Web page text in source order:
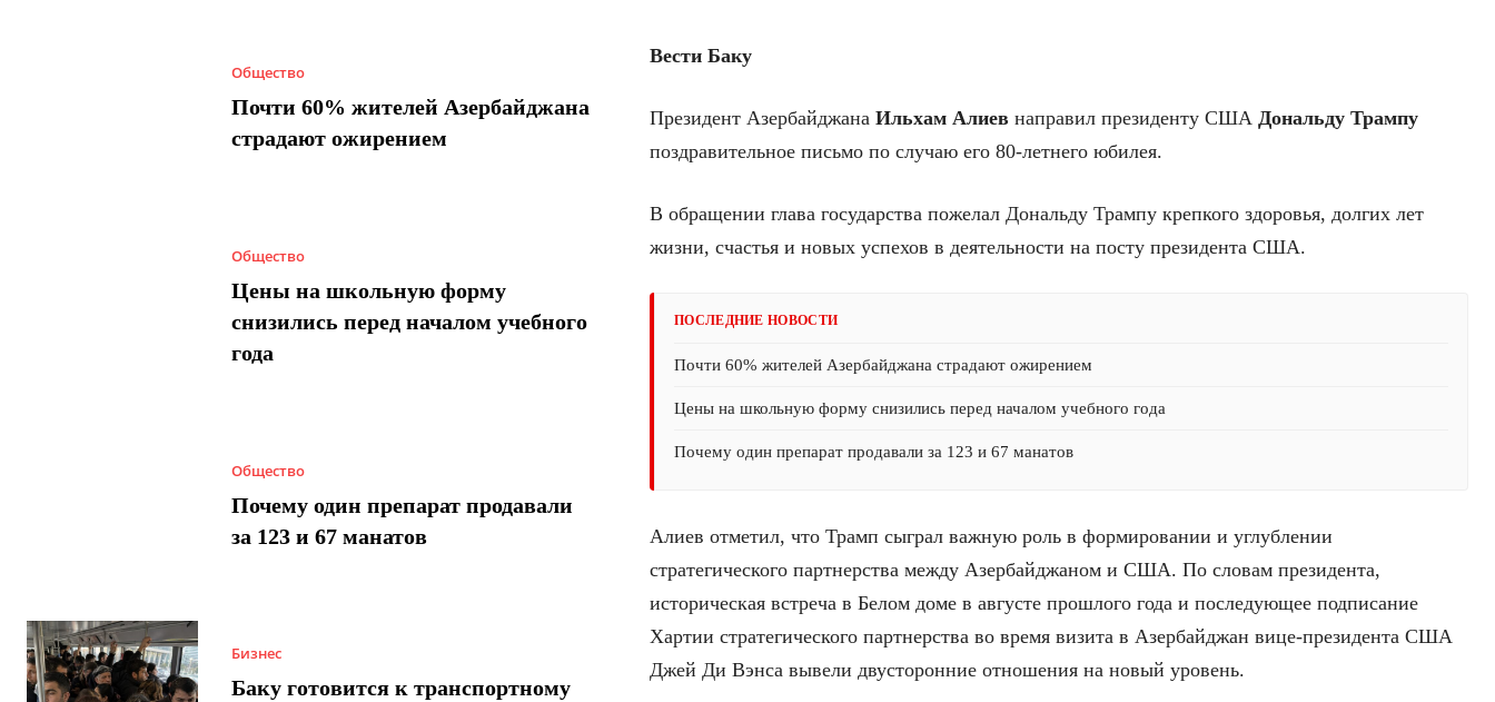
Общество
Почти 60% жителей Азербайджана
страдают ожирением
Общество
Цены на школьную форму
снизились перед началом учебного
года
Общество
Почему один препарат продавали
за 123 и 67 манатов
Бизнес
Баку готовится к транспортному
Вести Баку
Президент Азербайджана Ильхам Алиев направил президенту США Дональду Трампу
поздравительное письмо по случаю его 80-летнего юбилея.
В обращении глава государства пожелал Дональду Трампу крепкого здоровья, долгих лет
жизни, счастья и новых успехов в деятельности на посту президента США.
ПОСЛЕДНИЕ НОВОСТИ
Почти 60% жителей Азербайджана страдают ожирением
Цены на школьную форму снизились перед началом учебного года
Почему один препарат продавали за 123 и 67 манатов
Алиев отметил, что Трамп сыграл важную роль в формировании и углублении
стратегического партнерства между Азербайджаном и США. По словам президента,
историческая встреча в Белом доме в августе прошлого года и последующее подписание
Хартии стратегического партнерства во время визита в Азербайджан вице-президента США
Джей Ди Вэнса вывели двусторонние отношения на новый уровень.